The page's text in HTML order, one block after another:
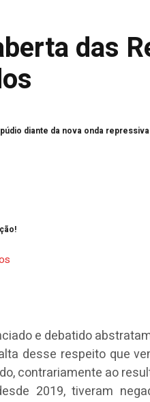
diante da nova onda
das
e debatido
desse respeito que
contrariamente ao
2019, tiveram